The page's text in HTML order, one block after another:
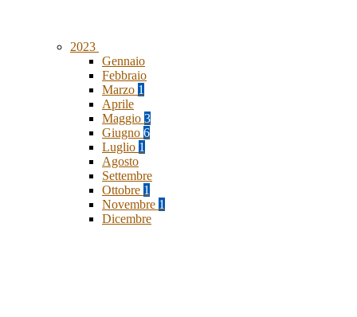
2023
Gennaio
Febbraio
Marzo 1
Aprile
Maggio 3
Giugno 6
Luglio 1
Agosto
Settembre
Ottobre 1
Novembre 1
Dicembre